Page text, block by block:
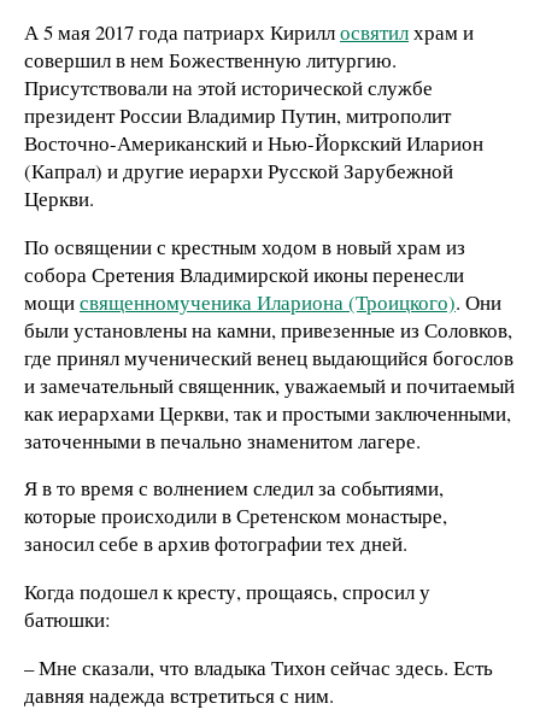
А 5 мая 2017 года патриарх Кириллосвятилхрам и
совершил в нем Божественную литургию.
Присутствовали на этой исторической службе
президент России Владимир Путин, митрополит
Восточно-Американский и Нью-Йоркский Иларион
(Капрал) и другие иерархи Русской Зарубежной
Церкви.
По освящении с крестным ходом в новый храм из
собора Сретения Владимирской иконы перенесли
мощисвященномученика Илариона (Троицкого). Они
были установлены на камни, привезенные из Соловков,
где принял мученический венец выдающийся богослов
и замечательный священник, уважаемый и почитаемый
как иерархами Церкви, так и простыми заключенными,
заточенными в печально знаменитом лагере.
Я в то время с волнением следил за событиями,
которые происходили в Сретенском монастыре,
заносил себе в архив фотографии тех дней.
Когда подошел к кресту, прощаясь, спросил у
батюшки:
– Мне сказали, что владыка Тихон сейчас здесь. Есть
давняя надежда встретиться с ним.